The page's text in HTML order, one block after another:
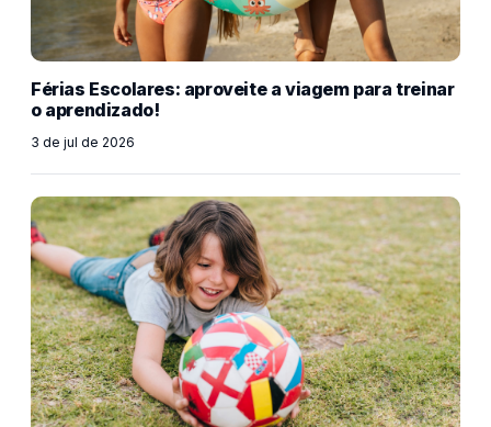
Férias Escolares: aproveite a viagem para treinar
o aprendizado!
3 de jul de 2026